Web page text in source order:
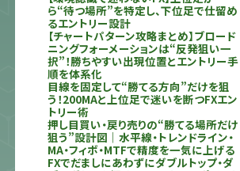
ら“待つ場所”を特定し、下位足で仕留め
るエントリー設計
【チャートパターン攻略まとめ】ブロード
ニングフォーメーションは“反発狙い一
択”！勝ちやすい出現位置とエントリー手
順を体系化
目線を固定して“勝てる方向”だけを狙
う！200MAと上位足で迷いを断つFXエン
トリー術
押し目買い・戻り売りの“勝てる場所だけ
狙う”設計図｜水平線・トレンドライン・
MA・フィボ・MTFで精度を一気に上げる
FXでだましにあわずにダブルトップ・ダ